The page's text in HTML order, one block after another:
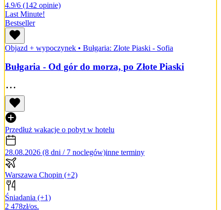
4.9/6 (142 opinie)
Last Minute!
Bestseller
Objazd + wypoczynek • Bułgaria: Złote Piaski - Sofia
Bułgaria - Od gór do morza, po Złote Piaski
Przedłuż wakacje o pobyt w hotelu
28.08.2026 (8 dni / 7 noclegów)inne terminy
Warszawa Chopin (+2)
Śniadania (+1)
2 478zł/os.